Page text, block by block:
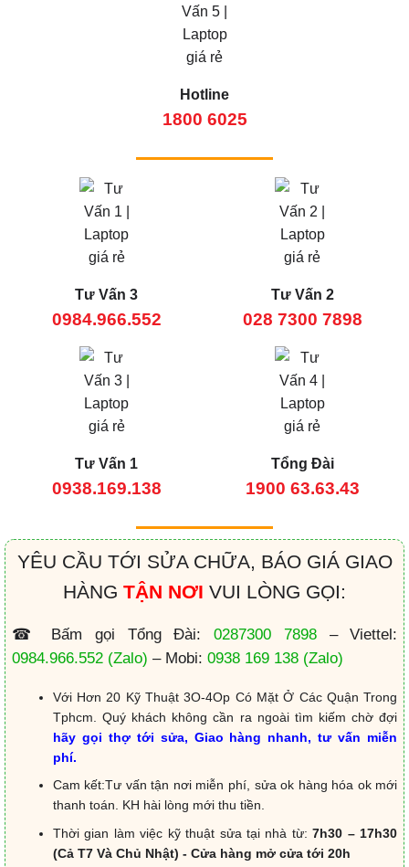
Hotline
1800 6025
Tư Vấn 3
0984.966.552
Tư Vấn 2
028 7300 7898
Tư Vấn 1
0938.169.138
Tổng Đài
1900 63.63.43
YÊU CẦU TỚI SỬA CHỮA, BÁO GIÁ GIAO
HÀNG TẬN NƠI VUI LÒNG GỌI:
☎ Bấm gọi Tổng Đài:0287300 7898– Viettel:
0984.966.552 (Zalo) – Mobi: 0938 169 138 (Zalo)
Với Hơn 20 Kỹ Thuật 3O-4Op Có Mặt Ở Các Quận Trong
Tphcm. Quý khách không cần ra ngoài tìm kiếm chờ đợi
hãy gọi thợ tới sửa, Giao hàng nhanh, tư vấn miễn
phí.
Cam kết:Tư vấn tận nơi miễn phí, sửa ok hàng hóa ok mới
thanh toán. KH hài lòng mới thu tiền.
Thời gian làm việc kỹ thuật sửa tại nhà từ: 7h30 – 17h30
(Cả T7 Và Chủ Nhật) - Cửa hàng mở cửa tới 20h